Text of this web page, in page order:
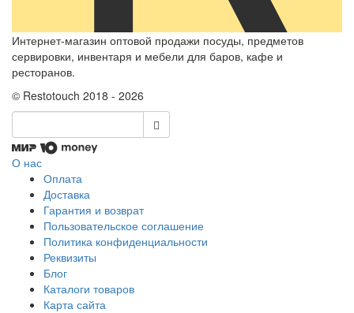
Интернет-магазин оптовой продажи посуды, предметов
сервировки, инвентаря и мебели для баров, кафе и
ресторанов.
© Restotouch 2018 - 2026
О нас
Оплата
Доставка
Гарантия и возврат
Пользовательское соглашение
Политика конфиденциальности
Реквизиты
Блог
Каталоги товаров
Карта сайта